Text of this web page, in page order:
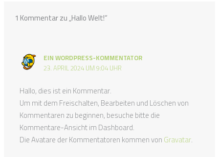
1 Kommentar zu „Hallo Welt!“
EIN WORDPRESS-KOMMENTATOR
23. APRIL 2024 UM 9:04 UHR
Hallo, dies ist ein Kommentar.
Um mit dem Freischalten, Bearbeiten und Löschen von
Kommentaren zu beginnen, besuche bitte die
Kommentare-Ansicht im Dashboard.
Die Avatare der Kommentatoren kommen vonGravatar.